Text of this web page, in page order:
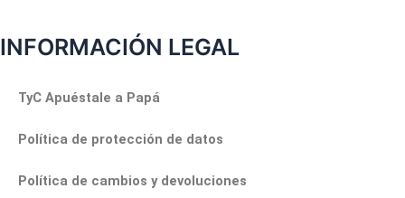
INFORMACIÓN LEGAL
TyC Apuéstale a Papá
Política de protección de datos
Política de cambios y devoluciones